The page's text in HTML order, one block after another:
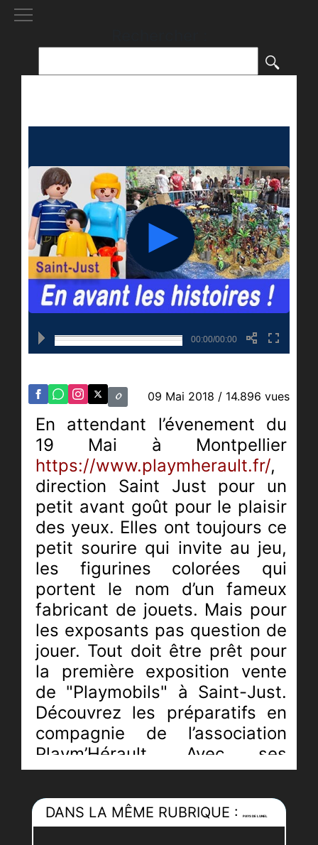
00:00/00:00
09 Mai 2018 / 14.896 vues
En attendant l’évenement du
19 Mai à Montpellier
https://www.playmherault.fr/,
direction Saint Just pour un
petit avant goût pour le plaisir
des yeux. Elles ont toujours ce
petit sourire qui invite au jeu,
les figurines colorées qui
portent le nom d’un fameux
fabricant de jouets. Mais pour
les exposants pas question de
jouer. Tout doit être prêt pour
la première exposition vente
de "Playmobils" à Saint-Just.
Découvrez les préparatifs en
compagnie de l’association
Playm’Hérault. Avec ses
dioramas, aux détails
impressionnants qui
participent à l’atmosphère
DANS LA MÊME RUBRIQUE :PAYS DE LUNEL